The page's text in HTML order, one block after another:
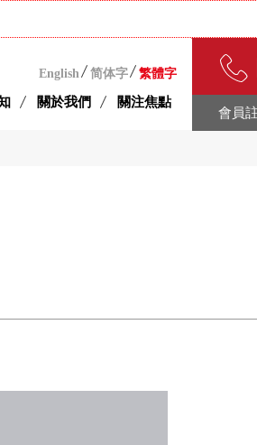
English 简体字 繁體字
關於我們 關注焦點
會員